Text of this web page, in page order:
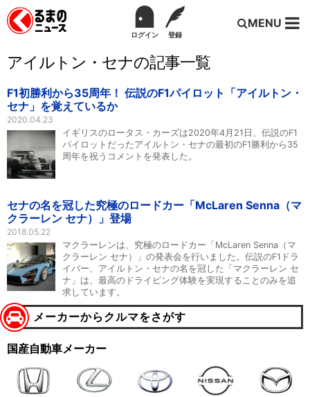
ログイン 登録
MENU
アイルトン・セナの記事一覧
F1初勝利から35周年！ 伝説のF1パイロット「アイルトン・
セナ」を覚えているか
2020.04.23
イギリスのロータス・カーズは2020年4月21日、伝説のF1
パイロットだったアイルトン・セナの最初のF1勝利から35
周年を祝うコメントを発表した。
セナの名を冠した究極のロードカー「McLaren Senna（マ
クラーレン セナ）」登場
2018.05.22
マクラーレンは、究極のロードカー「McLaren Senna（マ
クラーレン セナ）」の発表会を行いました。伝説のF1ドラ
イバー、アイルトン・セナの名を冠した「マクラーレン セ
ナ」は、最高のドライビング体験を実現することのみを追
求しています。
メーカーからクルマをさがす
国産自動車メーカー